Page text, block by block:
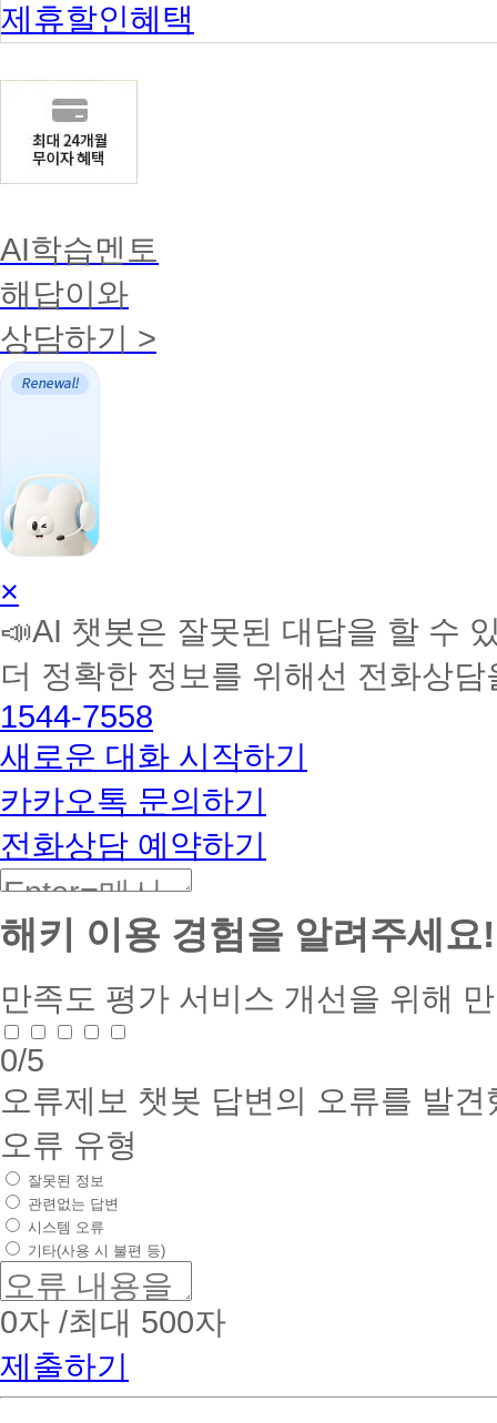
주
에
시
정
첫
주
평
실
습
3
명
두
번
주
일
습
명
첫
주
에
동
6
(5
명
초
제휴할인혜택
AI학습멘토
해답이와
상담하기 >
AI
학
습
토
커
BETA
×
📣AI 챗봇은 잘못된 대답을 할 수
더 정확한 정보를 위해선 전화상
1544-7558
새로운 대화 시작하기
카카오톡 문의하기
전화상담 예약하기
해키 이용 경험을 알려주세요!
만족도 평가 서비스 개선을 위해
0/5
오류제보 챗봇 답변의 오류를 발
오류 유형
잘못된 정보
관련없는 답변
시스템 오류
기타(사용 시 불편 등)
0자 /최대 500자
제출하기